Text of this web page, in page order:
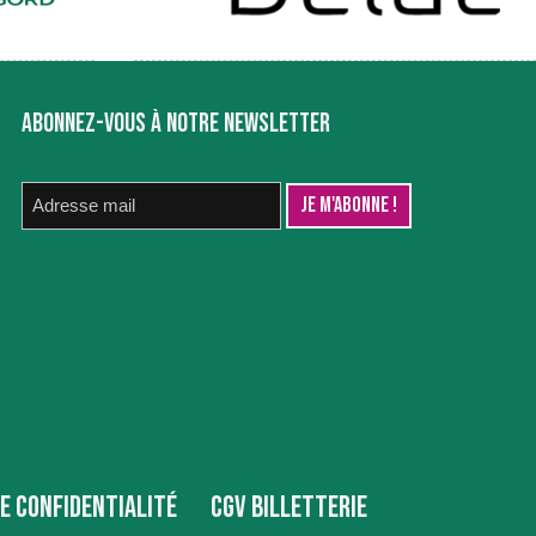
ABONNEZ-VOUS À NOTRE NEWSLETTER
CONFIDENTIALITÉ CGV BILLETTERIE